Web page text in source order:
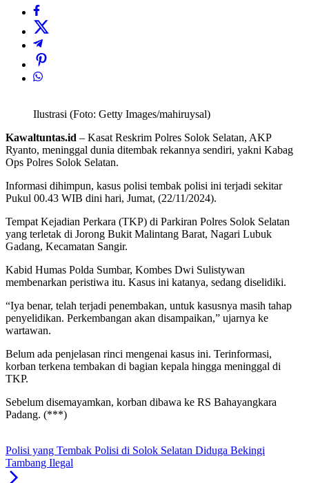
Ilustrasi (Foto: Getty Images/mahiruysal)
Kawaltuntas.id – Kasat Reskrim Polres Solok Selatan, AKP
Ryanto, meninggal dunia ditembak rekannya sendiri, yakni Kabag
Ops Polres Solok Selatan.
Informasi dihimpun, kasus polisi tembak polisi ini terjadi sekitar
Pukul 00.43 WIB dini hari, Jumat, (22/11/2024).
Tempat Kejadian Perkara (TKP) di Parkiran Polres Solok Selatan
yang terletak di Jorong Bukit Malintang Barat, Nagari Lubuk
Gadang, Kecamatan Sangir.
Kabid Humas Polda Sumbar, Kombes Dwi Sulistywan
membenarkan peristiwa itu. Kasus ini katanya, sedang diselidiki.
“Iya benar, telah terjadi penembakan, untuk kasusnya masih tahap
penyelidikan. Perkembangan akan disampaikan,” ujarnya ke
wartawan.
Belum ada penjelasan rinci mengenai kasus ini. Terinformasi,
korban terkena tembakan di bagian kepala hingga meninggal di
TKP.
Sebelum disemayamkan, korban dibawa ke RS Bahayangkara
Padang. (***)
Polisi yang Tembak Polisi di Solok Selatan Diduga Bekingi
Tambang Ilegal